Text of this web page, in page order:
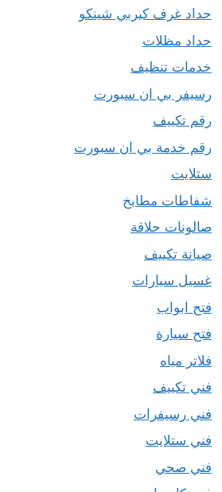
حداد غرف كيربي شينكو
حداد مظلات
خدمات تنظيف
رسيفر بي ان سبورت
رقم تكييف
رقم خدمة بي ان سبورت
ستلايت
شفاطات مطابخ
صالونات حلاقة
صيانة تكييف
غسيل سيارات
فتح ابواب
فتح سيارة
فلاتر مياه
فني تكييف
فني رسيفرات
فني ستلايت
فني صحي